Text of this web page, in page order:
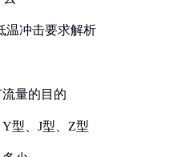
温冲击要求解析
量的目的
型、J型、Z型